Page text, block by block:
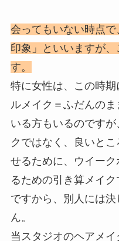
会ってもいない時点
印象」といいますが
す。
特に女性は、この時
ルメイク＝ふだんの
いる方もいるのです
クではなく、良いと
せるために、ウイー
るための引き算メイク
ですから、別人には
ん。
当スタジオのヘアメ